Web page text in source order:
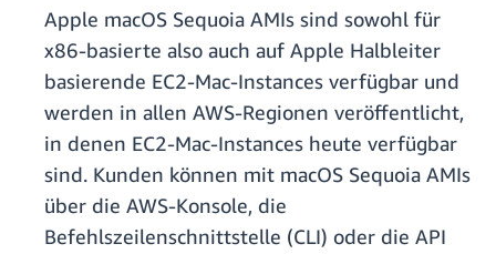
Apple macOS Sequoia AMIs sind sowohl für
x86-basierte also auch auf Apple Halbleiter
basierende EC2-Mac-Instances verfügbar und
werden in allen AWS-Regionen veröffentlicht,
in denen EC2-Mac-Instances heute verfügbar
sind. Kunden können mit macOS Sequoia AMIs
über die AWS-Konsole, die
Befehlszeilenschnittstelle (CLI) oder die API